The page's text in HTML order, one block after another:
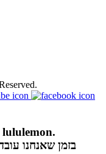
אנו מרעננים את חוויית הקנייה באתר lululemon.
בזמן שאנחנו